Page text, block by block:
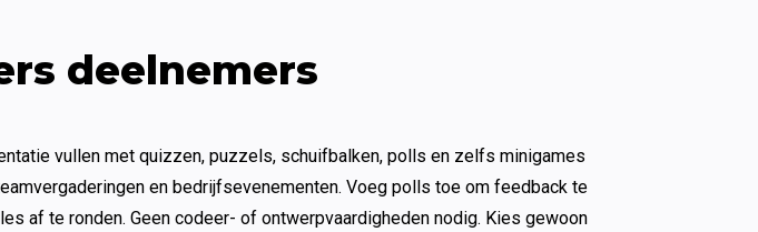
deelnemers
vullen met quizzen, puzzels, schuifbalken, polls en zelfs minigames
en bedrijfsevenementen. Voeg polls toe om feedback te
af te ronden. Geen codeer- of ontwerpvaardigheden nodig. Kies gewoon